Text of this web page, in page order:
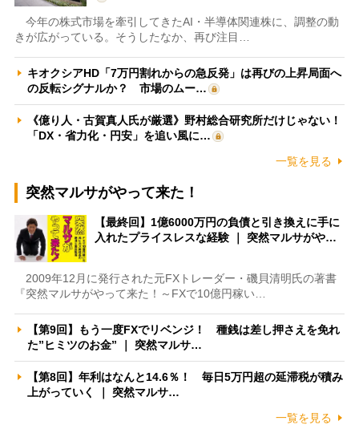
今年の株式市場を牽引してきたAI・半導体関連株に、調整の動
きが広がっている。そうしたなか、再び注目…
キオクシアHD「7万円割れからの急反発」は再びの上昇局面へ
の反転シグナルか？ 市場のムー…
《億り人・古賀真人氏が厳選》野村総合研究所だけじゃない！
「DX・省力化・円安」を追い風に…
一覧を見る
突然マルサがやって来た！
【最終回】1億6000万円の負債と引き換えに手に
入れたプライスレスな経験 ｜ 突然マルサがや…
2009年12月に発行された元FXトレーダー・磯貝清明氏の著書
『突然マルサがやって来た！～FXで10億円稼い…
【第9回】もう一度FXでリベンジ！ 種銭は差し押さえを免れ
た”ヒミツのお金” ｜ 突然マルサ…
【第8回】年利はなんと14.6％！ 毎日5万円超の延滞税が積み
上がっていく ｜ 突然マルサ…
一覧を見る